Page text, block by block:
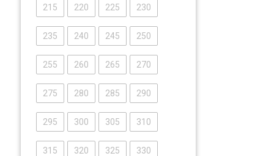
215 220 225 230
235 240 245 250
255 260 265 270
275 280 285 290
295 300 305 310
315 320 325 330